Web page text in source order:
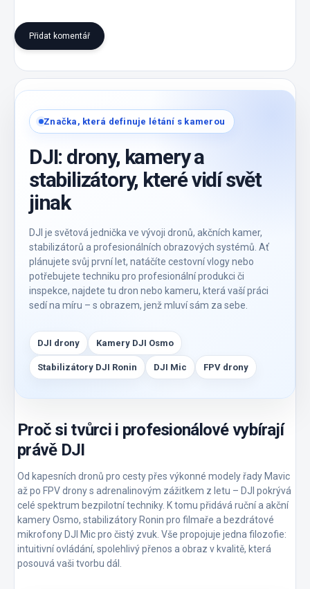
Přidat komentář
Značka, která definuje létání s kamerou
DJI: drony, kamery a
stabilizátory, které vidí svět
jinak
DJI je světová jednička ve vývoji dronů, akčních kamer,
stabilizátorů a profesionálních obrazových systémů. Ať
plánujete svůj první let, natáčíte cestovní vlogy nebo
potřebujete techniku pro profesionální produkci či
inspekce, najdete tu dron nebo kameru, která vaší práci
sedí na míru – s obrazem, jenž mluví sám za sebe.
DJI drony Kamery DJI Osmo
Stabilizátory DJI Ronin DJI Mic FPV drony
Proč si tvůrci i profesionálové vybírají
právě DJI
Od kapesních dronů pro cesty přes výkonné modely řady Mavic
až po FPV drony s adrenalinovým zážitkem z letu – DJI pokrývá
celé spektrum bezpilotní techniky. K tomu přidává ruční a akční
kamery Osmo, stabilizátory Ronin pro filmaře a bezdrátové
mikrofony DJI Mic pro čistý zvuk. Vše propojuje jedna filozofie:
intuitivní ovládání, spolehlivý přenos a obraz v kvalitě, která
posouvá vaši tvorbu dál.